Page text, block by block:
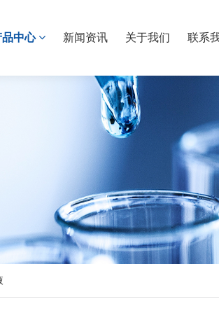
品中心 新闻资讯 关于我们 联系